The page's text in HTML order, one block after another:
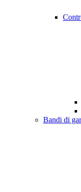
Bandi di